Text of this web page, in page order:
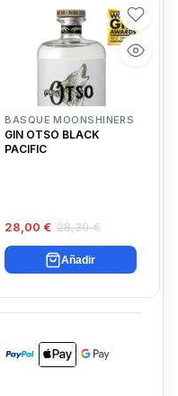
BASQUE MOONSHINERS
GIN OTSO BLACK
PACIFIC
28,00 € 28,30 €
Añadir